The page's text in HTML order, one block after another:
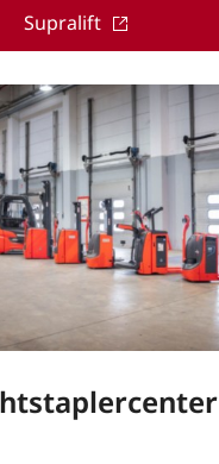
Supralift